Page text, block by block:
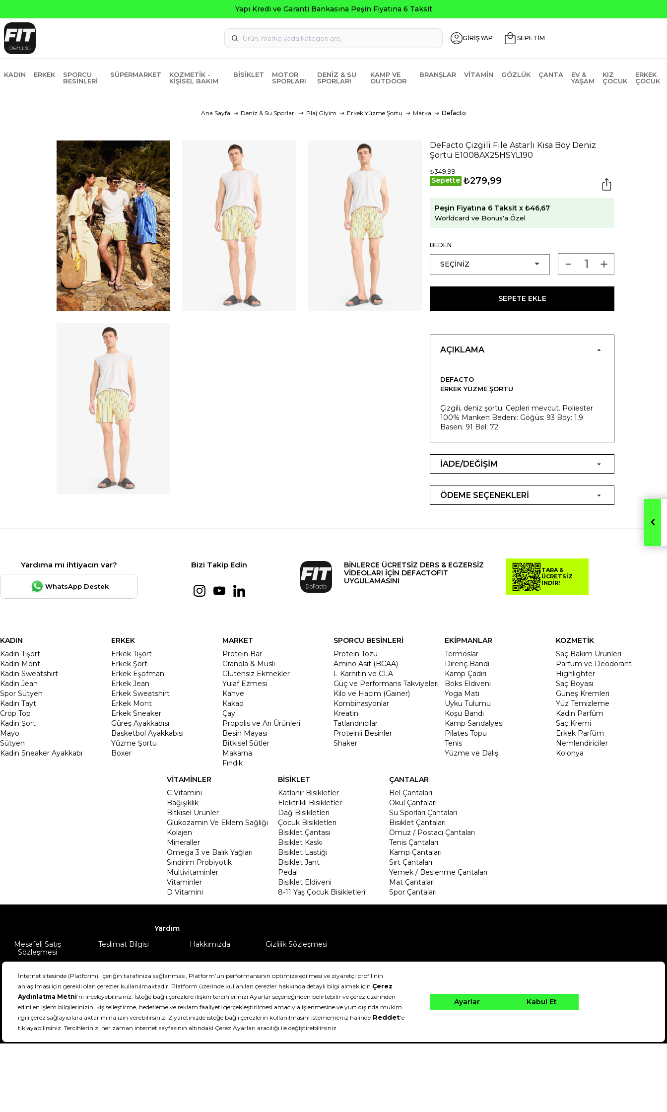
Yapı Kredi ve Garanti Bankasına Peşin Fiyatına 6 Taksit
GİRİŞ YAP SEPETİM
KADIN ERKEK
SPORCU
BESINLERI
SÜPERMARKET
KOZMETIK -
KIŞISEL BAKIM
BISIKLET
MOTOR
SPORLARI
DENIZ & SU
SPORLARI
KAMP VE
OUTDOOR
BRANŞLAR VITAMIN GÖZLÜK ÇANTA
EV &
YAŞAM
KIZ
ÇOCUK
ERKEK
ÇOCUK
Ana Sayfa Deniz & Su Sporları Plaj Giyim Erkek Yüzme Şortu Marka Defacto
DeFacto Çizgili File Astarlı Kısa Boy Deniz
Şortu E1008AX25HSYL190
₺349,99
Sepette ₺279,99
Peşin Fiyatına 6 Taksit x ₺46,67
Worldcard ve Bonus'a Özel
BEDEN
SEPETE EKLE
AÇIKLAMA
DEFACTO
ERKEK YÜZME ŞORTU
Çizgili, deniz şortu. Cepleri mevcut. Poliester
100% Manken Bedeni: Göğüs: 93 Boy: 1,9
Basen: 91 Bel: 72
İADE/DEĞİŞİM
ÖDEME SEÇENEKLERİ
Yardıma mı ihtiyacın var?
WhatsApp Destek
Bizi Takip Edin
BİNLERCE ÜCRETSİZ DERS & EGZERSİZ
VİDEOLARI İÇİN DEFACTOFIT
UYGULAMASINI
TARA &
ÜCRETSİZ
İNDİR!
KADIN
Kadın Tişört
Kadın Mont
Kadın Sweatshirt
Kadın Jean
Spor Sütyen
Kadın Tayt
Crop Top
Kadin Şort
Mayo
Sütyen
Kadın Sneaker Ayakkabı
ERKEK
Erkek Tişört
Erkek Şort
Erkek Eşofman
Erkek Jean
Erkek Sweatshirt
Erkek Mont
Erkek Sneaker
Güreş Ayakkabısı
Basketbol Ayakkabısı
Yüzme Şortu
Boxer
MARKET
Protein Bar
Granola & Müsli
Glutensiz Ekmekler
Yulaf Ezmesi
Kahve
Kakao
Çay
Propolis ve Arı Ürünleri
Besin Mayası
Bitkisel Sütler
Makarna
Fındık
SPORCU BESİNLERİ
Protein Tozu
Amino Asit (BCAA)
L Karnitin ve CLA
Güç ve Performans Takviyeleri
Kilo ve Hacim (Gainer)
Kombinasyonlar
Kreatin
Tatlandırıcılar
Proteinli Besinler
Shaker
EKİPMANLAR
Termoslar
Direnç Bandı
Kamp Çadırı
Boks Eldiveni
Yoga Matı
Uyku Tulumu
Koşu Bandı
Kamp Sandalyesi
Pilates Topu
Tenis
Yüzme ve Dalış
KOZMETİK
Saç Bakım Ürünleri
Parfüm ve Deodorant
Highlighter
Saç Boyası
Güneş Kremleri
Yüz Temizleme
Kadın Parfüm
Saç Kremi
Erkek Parfüm
Nemlendiriciler
Kolonya
VİTAMİNLER
C Vitamini
Bağışıklık
Bitkisel Ürünler
Glukozamin Ve Eklem Sağlığı
Kolajen
Mineraller
Omega 3 ve Balık Yağları
Sindirim Probiyotik
Multivitaminler
Vitaminler
D Vitamini
BİSİKLET
Katlanır Bisikletler
Elektrikli Bisikletler
Dağ Bisikletleri
Çocuk Bisikletleri
Bisiklet Çantası
Bisiklet Kaskı
Bisiklet Lastiği
Bisiklet Jant
Pedal
Bisiklet Eldiveni
8-11 Yaş Çocuk Bisikletleri
ÇANTALAR
Bel Çantaları
Okul Çantaları
Su Sporları Çantaları
Bisiklet Çantaları
Omuz / Postacı Çantaları
Tenis Çantaları
Kamp Çantaları
Sırt Çantaları
Yemek / Beslenme Çantaları
Mat Çantaları
Spor Çantaları
Yardım
Mesafeli Satış
Sözleşmesi
Teslimat Bilgisi Hakkımızda Gizlilik Sözleşmesi
DeFactoFIT ©️ 2022-2026. Tüm hakları saklıdır.